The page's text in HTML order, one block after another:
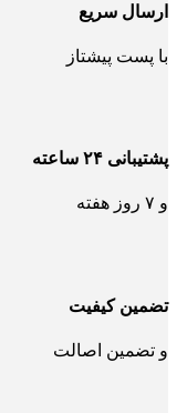
ارسال سریع
با پست پیشتاز
پشتیبانی ۲۴ ساعته
و ۷ روز هفته
تضمین کیفیت
و تضمین اصالت